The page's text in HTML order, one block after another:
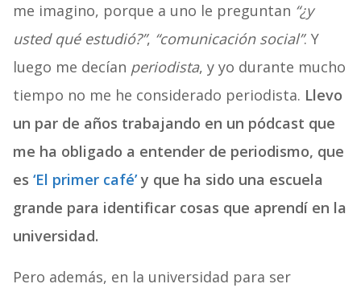
me imagino, porque a uno le preguntan “¿y
usted qué estudió?”, “comunicación social”. Y
luego me decían periodista, y yo durante mucho
tiempo no me he considerado periodista. Llevo
un par de años trabajando en un pódcast que
me ha obligado a entender de periodismo, que
es ‘El primer café’y que ha sido una escuela
grande para identificar cosas que aprendí en la
universidad.
Pero además, en la universidad para ser